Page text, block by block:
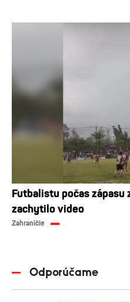
Futbalistu počas zápasu
zachytilo video
Zahraničie
Odporúčame